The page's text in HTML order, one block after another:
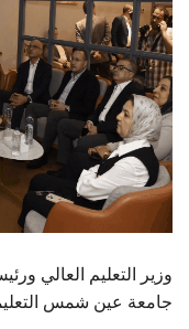
وزير التعليم العالي
جامعة عين شمس